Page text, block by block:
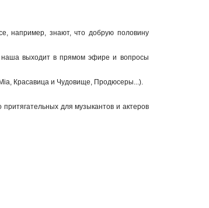
например, знают, что добрую половину
наша выходит в прямом эфире и вопросы
Красавица и Чудовище, Продюсеры...).
для музыкантов и актеров